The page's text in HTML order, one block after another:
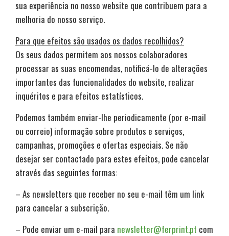
sua experiência no nosso website que contribuem para a
melhoria do nosso serviço.
Para que efeitos são usados os dados recolhidos?
Os seus dados permitem aos nossos colaboradores
processar as suas encomendas, notificá-lo de alterações
importantes das funcionalidades do website, realizar
inquéritos e para efeitos estatísticos.
Podemos também enviar-lhe periodicamente (por e-mail
ou correio) informação sobre produtos e serviços,
campanhas, promoções e ofertas especiais. Se não
desejar ser contactado para estes efeitos, pode cancelar
através das seguintes formas:
– As newsletters que receber no seu e-mail têm um link
para cancelar a subscrição.
– Pode enviar um e-mail para newsletter@ferprint.pt com